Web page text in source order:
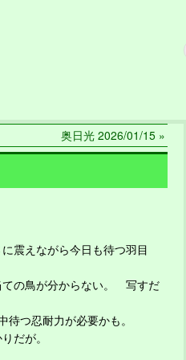
奥日光 2026/01/15 »
震えながら今日も待つ羽目
の鳥が分からない。 写すだ
つ忍耐力が必要かも。
だが。